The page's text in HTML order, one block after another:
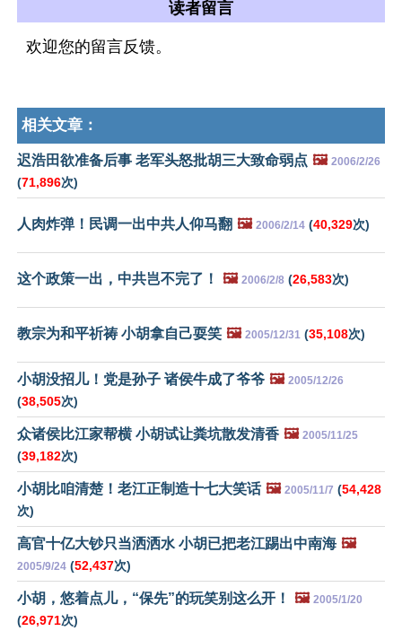
读者留言
欢迎您的留言反馈。
相关文章：
迟浩田欲准备后事 老军头怒批胡三大致命弱点 🖼️ 2006/2/26
(71,896次)
人肉炸弹！民调一出中共人仰马翻 🖼️ 2006/2/14 (40,329次)
这个政策一出，中共岂不完了！ 🖼️ 2006/2/8 (26,583次)
教宗为和平祈祷 小胡拿自己耍笑 🖼️ 2005/12/31 (35,108次)
小胡没招儿！党是孙子 诸侯牛成了爷爷 🖼️ 2005/12/26
(38,505次)
众诸侯比江家帮横 小胡试让粪坑散发清香 🖼️ 2005/11/25
(39,182次)
小胡比咱清楚！老江正制造十七大笑话 🖼️ 2005/11/7 (54,428
次)
高官十亿大钞只当洒洒水 小胡已把老江踢出中南海 🖼️
2005/9/24 (52,437次)
小胡，悠着点儿，“保先”的玩笑别这么开！ 🖼️ 2005/1/20
(26,971次)